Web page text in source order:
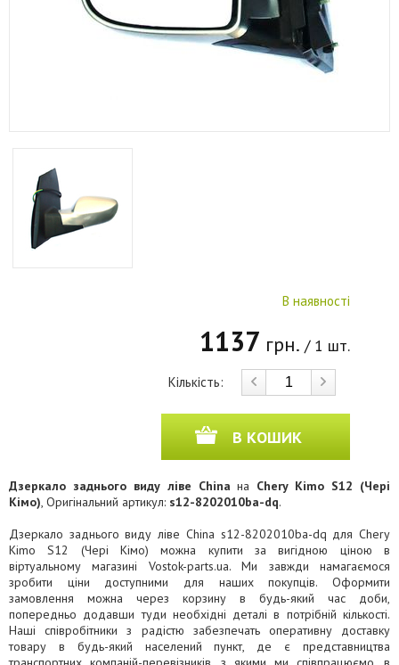
В наявності
1137 грн. / 1 шт.
Кількість:
В КОШИК
Дзеркало заднього виду ліве China на Chery Kimo S12 (Чері
Кімо), Оригінальний артикул: s12-8202010ba-dq.
Дзеркало заднього виду ліве China s12-8202010ba-dq для Chery
Kimo S12 (Чері Кімо) можна купити за вигідною ціною в
віртуальному магазині Vostok-parts.ua. Ми завжди намагаємося
зробити ціни доступними для наших покупців. Оформити
замовлення можна через корзину в будь-який час доби,
попередньо додавши туди необхідні деталі в потрібній кількості.
Наші співробітники з радістю забезпечать оперативну доставку
товару в будь-який населений пункт, де є представництва